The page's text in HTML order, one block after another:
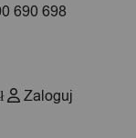
690 698
Zaloguj